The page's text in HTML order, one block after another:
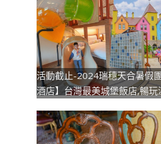
活動截止-2024瑞穗天合暑假
酒店】台灣最美城堡飯店,暢